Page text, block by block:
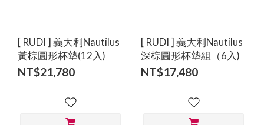
[ RUDI ] 義大利Nautilus
黃棕圓形杯墊(12入)
NT$21,780
[ RUDI ] 義大利Nautilus
深棕圓形杯墊組（6入)
NT$17,480